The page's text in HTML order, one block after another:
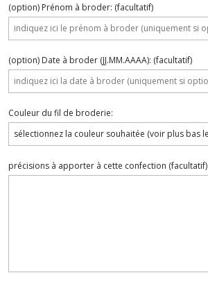
(option) Prénom à broder: (facultatif)
(option) Date à broder (JJ.MM.AAAA): (facultatif)
Couleur du fil de broderie:
précisions à apporter à cette confection (facultatif)